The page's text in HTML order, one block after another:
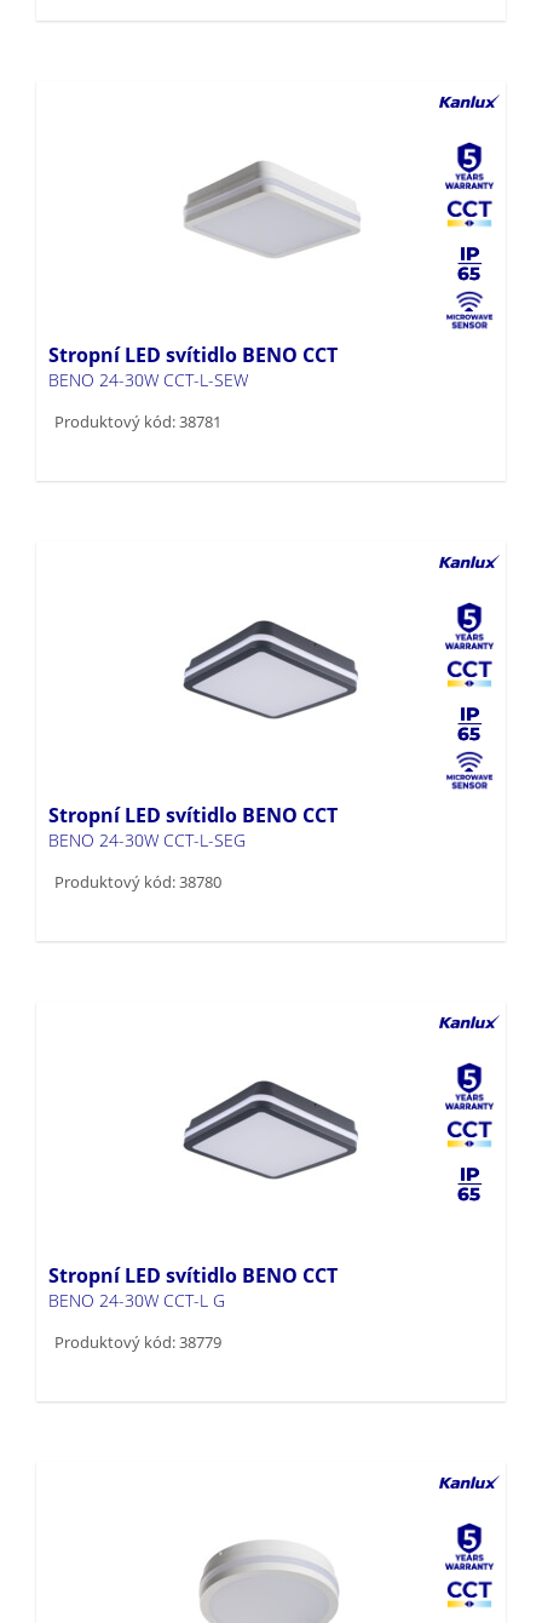
Stropní LED svítidlo BENO CCT
BENO 24-30W CCT-L-SEW
Produktový kód: 38781
Stropní LED svítidlo BENO CCT
BENO 24-30W CCT-L-SEG
Produktový kód: 38780
Stropní LED svítidlo BENO CCT
BENO 24-30W CCT-L G
Produktový kód: 38779